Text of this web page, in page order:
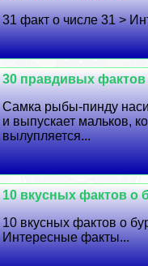
31 факт о числе 31 >
30 правдивых
Самка рыбы-пинду
и выпускает мальков,
вылупляется...
10 вкусных фактов о
10 вкусных фактов о
Интересные факты...